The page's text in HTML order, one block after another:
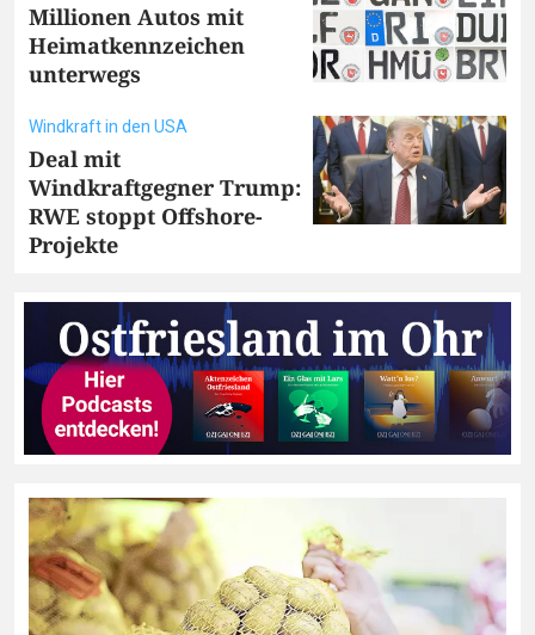
Millionen Autos mit
Heimatkennzeichen
unterwegs
Windkraft in den USA
Deal mit
Windkraftgegner Trump:
RWE stoppt Offshore-
Projekte